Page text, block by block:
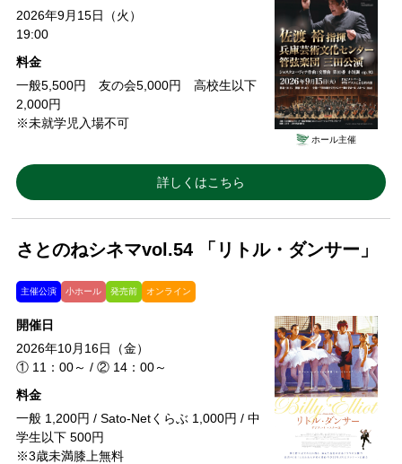
ホール主催
2026年9月15日（火）
19:00
料金
一般5,500円 友の会5,000円 高校生以下
2,000円
※未就学児入場不可
詳しくはこちら
さとのねシネマvol.54 「リトル・ダンサー」
主催公演 小ホール 発売前 オンライン
開催日
2026年10月16日（金）
① 11：00～ / ② 14：00～
料金
一般 1,200円 / Sato-Netくらぶ 1,000円 / 中
学生以下 500円
※3歳未満膝上無料